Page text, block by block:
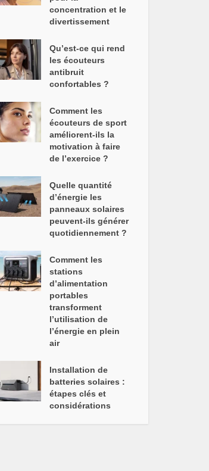
concentration et le
divertissement
Qu’est-ce qui rend
les écouteurs
antibruit
confortables ?
Comment les
écouteurs de sport
améliorent-ils la
motivation à faire
de l’exercice ?
Quelle quantité
d’énergie les
panneaux solaires
peuvent-ils générer
quotidiennement ?
Comment les
stations
d’alimentation
portables
transforment
l’utilisation de
l’énergie en plein
air
Installation de
batteries solaires :
étapes clés et
considérations